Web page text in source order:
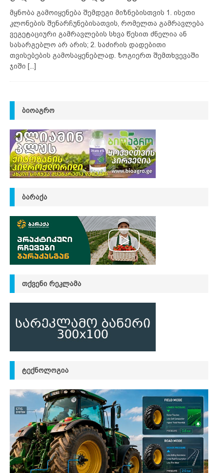
მყნობა გამოიყენება შემდეგი მიზნებისთვის 1. ისეთი
კლონების შენარჩუნებისათვის, რომელთა გამრავლება
ვეგეტაციური გამრავლების სხვა წესით ძნელია ან
სასარგებლო არ არის; 2. საძირის დადებითი
თვისებების გამოსაყენებლად. ზოგიერთ შემთხვევაში
ჯიში [...]
ᲑᲘᲝᲐᲒᲠᲝ
ᲑᲐᲠᲐᲥᲐ
ᲗᲥᲕᲔᲜᲘ ᲠᲔᲙᲚᲐᲛᲐ
ᲢᲔᲥᲜᲝᲚᲝᲒᲘᲐ